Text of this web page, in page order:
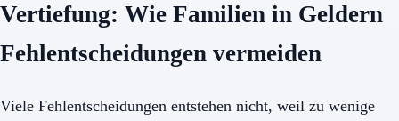
Vertiefung: Wie Familien in Geldern
Fehlentscheidungen vermeiden
Viele Fehlentscheidungen entstehen nicht, weil zu wenige